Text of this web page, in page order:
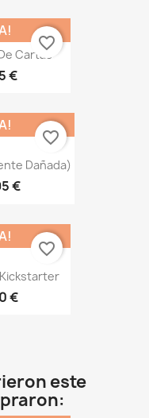
Cartas
€
favorite_border
Dañada)
€
favorite_border
€
favorite_border
este